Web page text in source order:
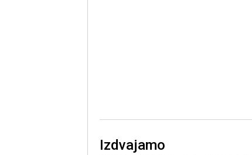
Izdvajamo